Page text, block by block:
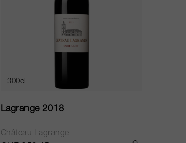
300cl
Lagrange 2018
Château Lagrange